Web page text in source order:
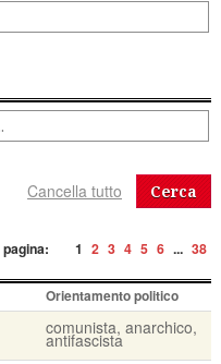
Cerca
pagina: 1 2 3 4 5 6 ... 38
Orientamento politico
comunista, anarchico,
antifascista